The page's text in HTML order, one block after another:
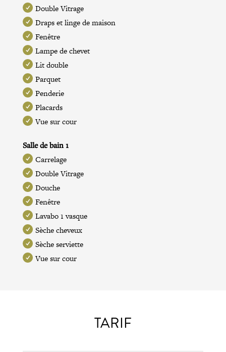
Double Vitrage
Draps et linge de maison
Fenêtre
Lampe de chevet
Lit double
Parquet
Penderie
Placards
Vue sur cour
Salle de bain 1
Carrelage
Double Vitrage
Douche
Fenêtre
Lavabo 1 vasque
Sèche cheveux
Sèche serviette
Vue sur cour
TARIF